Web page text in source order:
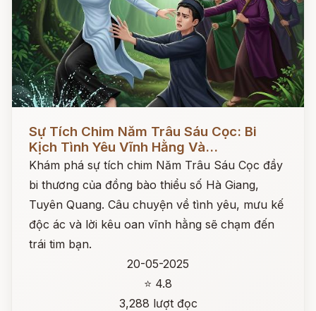
Sự Tích Chim Năm Trâu Sáu Cọc: Bi
Kịch Tình Yêu Vĩnh Hằng Và...
Khám phá sự tích chim Năm Trâu Sáu Cọc đầy
bi thương của đồng bào thiểu số Hà Giang,
Tuyên Quang. Câu chuyện về tình yêu, mưu kế
độc ác và lời kêu oan vĩnh hằng sẽ chạm đến
trái tim bạn.
20-05-2025
⭐ 4.8
3,288 lượt đọc